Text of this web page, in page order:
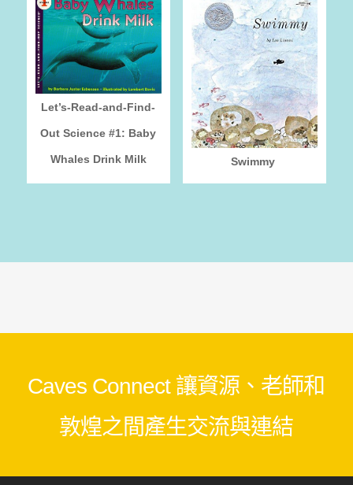
Let’s-Read-and-Find-
Out Science #1: Baby
Whales Drink Milk Swimmy
Caves Connect 讓資源、老師和
敦煌之間產生交流與連結